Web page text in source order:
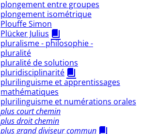
plongement entre groupes
plongement isométrique
Plouffe Simon
Plücker Julius
pluralisme - philosophie -
pluralité
pluralité de solutions
pluridisciplinarité
plurilinguisme et apprentissages
mathématiques
plurilinguisme et numérations orales
plus court chemin
plus droit chemin
plus grand diviseur commun